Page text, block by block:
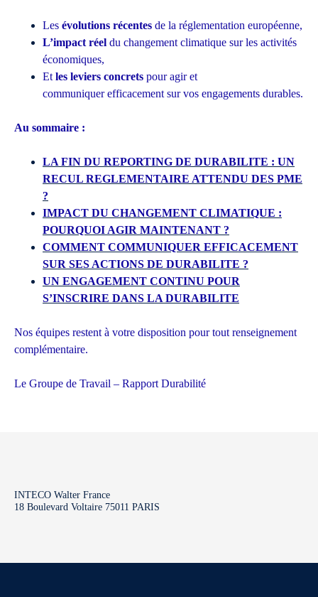
Les évolutions récentes de la réglementation européenne,
L’impact réel du changement climatique sur les activités
économiques,
Et les leviers concrets pour agir et
communiquerefficacement sur vos engagements durables.
Au sommaire :
LA FIN DU REPORTING DE DURABILITE : UN
RECUL REGLEMENTAIRE ATTENDU DES PME
?
IMPACT DU CHANGEMENT CLIMATIQUE :
POURQUOI AGIR MAINTENANT ?
COMMENT COMMUNIQUER EFFICACEMENT
SUR SES ACTIONS DE DURABILITE ?
UN ENGAGEMENT CONTINU POUR
S’INSCRIRE DANS LA DURABILITE
Nos équipes restent à votre disposition pour tout renseignement
complémentaire.
Le Groupe de Travail – Rapport Durabilité
INTECO Walter France
18 Boulevard Voltaire 75011 PARIS